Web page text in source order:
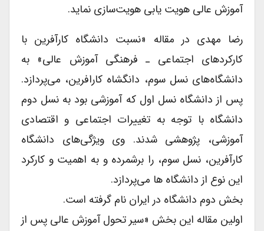
آموزش عالی هویت یابی هویت‌سازی نماید.
رضا مهدی در مقاله «نسبت دانشگاه کارآفرین با
کارکردهای اجتماعی ـ فرهنگی آموزش عالی» به
دانشگاه‌های نسل سوم، دانگشاه کارافرین، می‌پردازد.
پس از دانشگاه نسل اول که آموزشی بود به نسل دوم
دانشگاه با توجه به تغییرات اجتماعی و اقتصادی
آموزشی، پژوهشی شدند. وی ویژگی‌های دانشگاه
کارآفرین، نسل سوم، را برشمرده و به اهمیت و کارکرد
این نوع از دانشگاه ها می‌پردازد.
بخش دوم دانشگاه در ایران نام گرفته است.
اولین مقاله این بخش «سیر تحول آموزش عالی پس از